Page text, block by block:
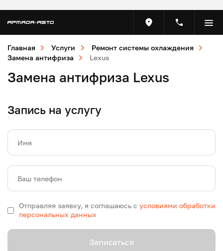
Главная Услуги
Ремонт системы охлаждения
Замена антифриза
Lexus
Замена антифриза Lexus
Запись на услугу
Имя
Ваш телефон
Отправляя заявку, я соглашаюсь с условиями обработки
персональных данных
Записаться